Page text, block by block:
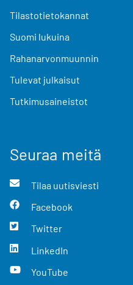
Tilastotietokannat
Suomi lukuina
Rahanarvonmuunnin
Tulevat julkaisut
Tutkimusaineistot
Seuraa meitä
Tilaa uutisviesti
Facebook
Twitter
LinkedIn
YouTube